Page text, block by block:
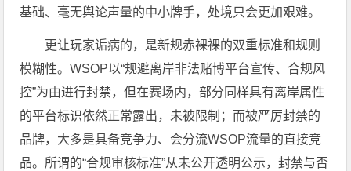
基础、毫无舆论声量的中小牌手，处境只会更加艰难。
更让玩家诟病的，是新规赤裸裸的双重标准和规则
模糊性。WSOP以“规避离岸非法赌博平台宣传、合规风
控”为由进行封禁，但在赛场内，部分同样具有离岸属性
的平台标识依然正常露出，未被限制；而被严厉封禁的
品牌，大多是具备竞争力、会分流WSOP流量的直接竞
品。所谓的“合规审核标准”从未公开透明公示，封禁与否